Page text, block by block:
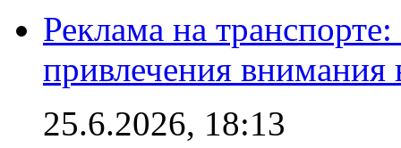
Реклама на
привлечения внимания
25.6.2026, 18:13